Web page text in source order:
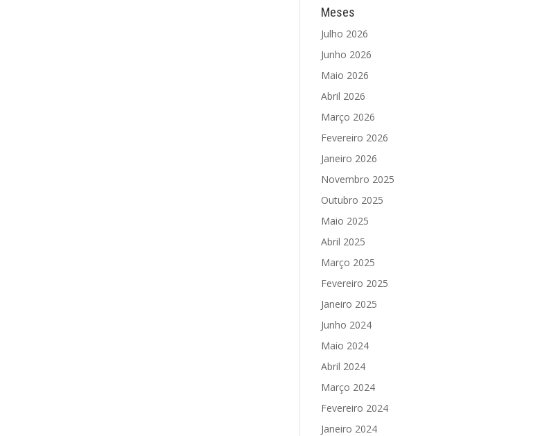
Meses
Julho 2026
Junho 2026
Maio 2026
Abril 2026
Março 2026
Fevereiro 2026
Janeiro 2026
Novembro 2025
Outubro 2025
Maio 2025
Abril 2025
Março 2025
Fevereiro 2025
Janeiro 2025
Junho 2024
Maio 2024
Abril 2024
Março 2024
Fevereiro 2024
Janeiro 2024